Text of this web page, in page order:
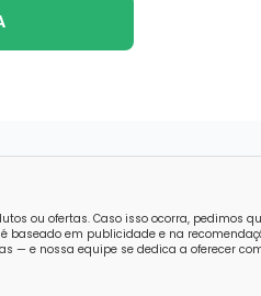
ou ofertas. Caso isso ocorra, pedimos
baseado em publicidade e na
e nossa equipe se dedica a oferecer